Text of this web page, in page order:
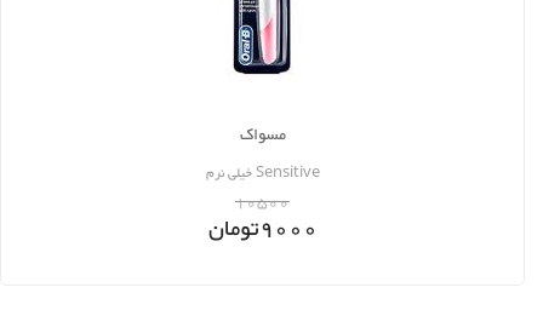
مسواک
Sensitive خیلی نرم
10500
9000تومان